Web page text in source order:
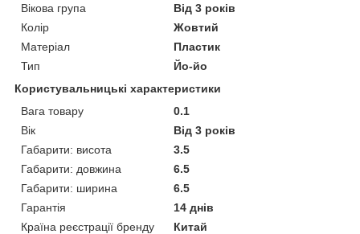
Вікова група
Від 3 років
Колір
Жовтий
Матеріал
Пластик
Тип
Йо-йо
Користувальницькі характеристики
Вага товару
0.1
Вік
Від 3 років
Габарити: висота
3.5
Габарити: довжина
6.5
Габарити: ширина
6.5
Гарантія
14 днів
Країна реєстрації бренду
Китай